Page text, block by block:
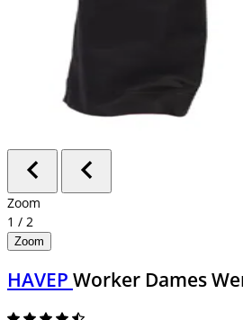
Zoom
1 / 2
Zoom
HAVEP Worker Dames